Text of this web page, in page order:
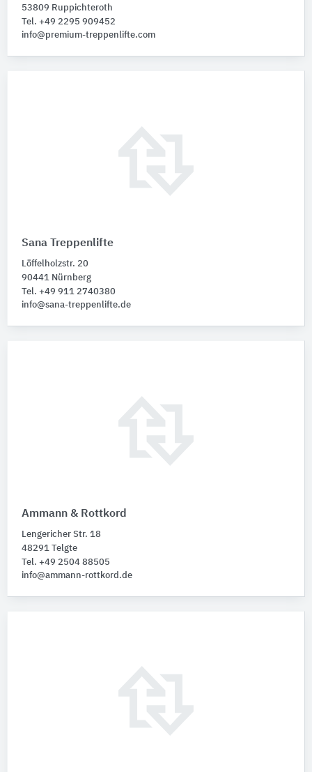
53809 Ruppichteroth
Tel. +49 2295 909452
info@premium-treppenlifte.com
Sana Treppenlifte
Löffelholzstr. 20
90441 Nürnberg
Tel. +49 911 2740380
info@sana-treppenlifte.de
Ammann & Rottkord
Lengericher Str. 18
48291 Telgte
Tel. +49 2504 88505
info@ammann-rottkord.de